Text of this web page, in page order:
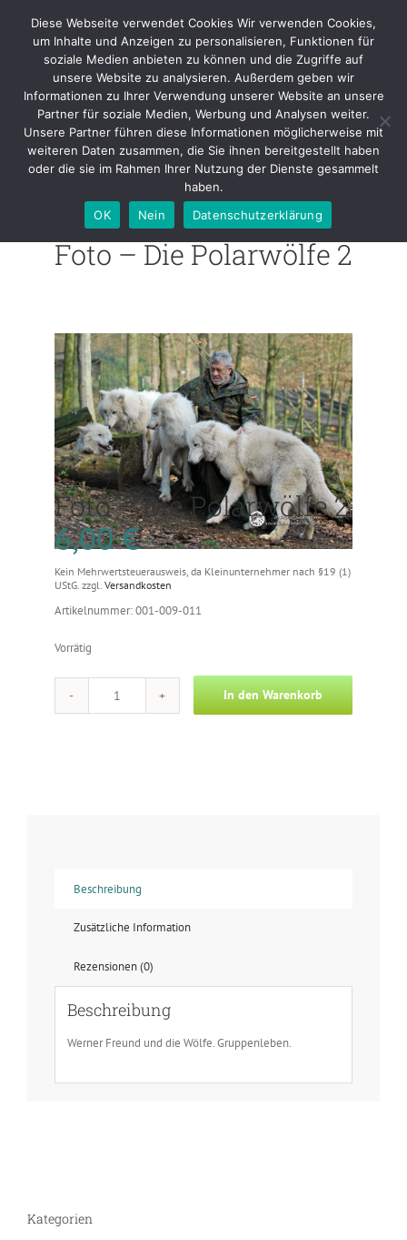
content
Foto – Die Polarwölfe 2
Foto – Die Polarwölfe 2
Foto – Die Polarwölfe 2
6,00€
Kein Mehrwertsteuerausweis, da Kleinunternehmer nach §19 (1)
UStG. zzgl. Versandkosten
Artikelnummer: 001-009-011
Vorrätig
Foto
In den Warenkorb
Beschreibung
Zusätzliche Information
Rezensionen (0)
Beschreibung
Werner Freund und die Wölfe. Gruppenleben.
Kategorien
Diese Webseite verwendet Cookies Wir verwenden Cookies,
um Inhalte und Anzeigen zu personalisieren, Funktionen für
soziale Medien anbieten zu können und die Zugriffe auf
unsere Website zu analysieren. Außerdem geben wir
Informationen zu Ihrer Verwendung unserer Website an unsere
Partner für soziale Medien, Werbung und Analysen weiter.
Unsere Partner führen diese Informationen möglicherweise mit
weiteren Daten zusammen, die Sie ihnen bereitgestellt haben
oder die sie im Rahmen Ihrer Nutzung der Dienste gesammelt
haben.
OK
Nein Datenschutzerklärung